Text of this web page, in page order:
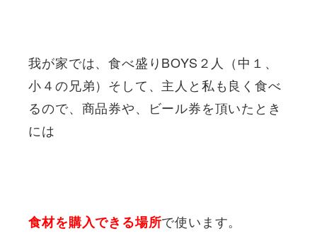
我が家では、食べ盛りBOYS２人（中１、
小４の兄弟）そして、主人と私も良く食べ
るので、商品券や、ビール券を頂いたとき
には
食材を購入できる場所で使います。